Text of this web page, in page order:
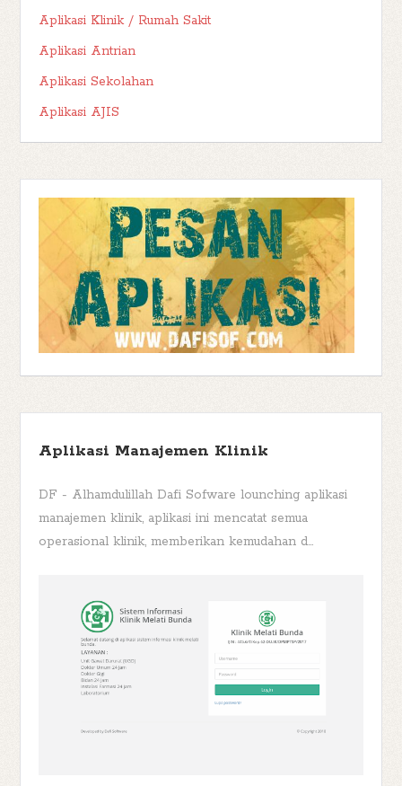
Aplikasi Klinik / Rumah Sakit
Aplikasi Antrian
Aplikasi Sekolahan
Aplikasi AJIS
Aplikasi Manajemen Klinik
DF - Alhamdulillah Dafi Sofware lounching aplikasi
manajemen klinik, aplikasi ini mencatat semua
operasional klinik, memberikan kemudahan d...